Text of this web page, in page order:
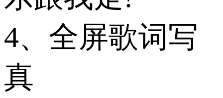
4、全屏歌词写
真